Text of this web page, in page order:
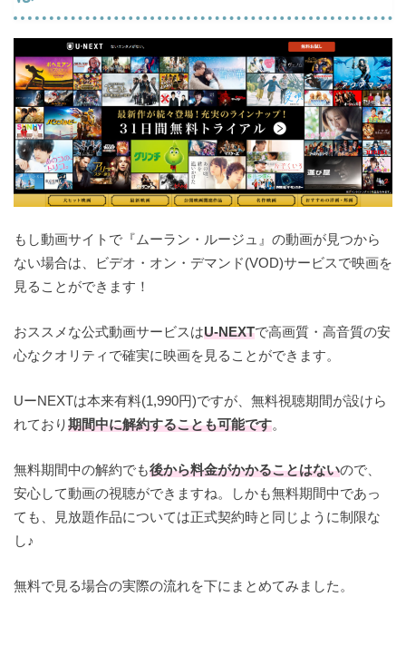
もし動画サイトで『ムーラン・ルージュ』の動画が見つから
ない場合は、ビデオ・オン・デマンド(VOD)サービスで映画を
見ることができます！
おススメな公式動画サービスはU-NEXTで高画質・高音質の安
心なクオリティで確実に映画を見ることができます。
UーNEXTは本来有料(1,990円)ですが、無料視聴期間が設けら
れており期間中に解約することも可能です。
無料期間中の解約でも後から料金がかかることはないので、
安心して動画の視聴ができますね。しかも無料期間中であっ
ても、見放題作品については正式契約時と同じように制限な
し♪
無料で見る場合の実際の流れを下にまとめてみました。